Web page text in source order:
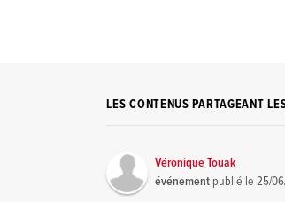
LES CONTENUS PARTAGEANT
Véronique Touak
événement publié le25/